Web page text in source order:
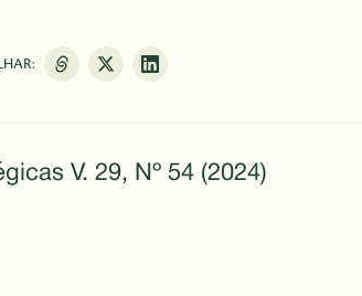
V. 29, Nº 54 (2024)